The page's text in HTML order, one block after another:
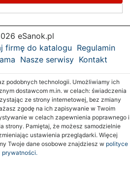
eSanok.pl
firmę do katalogu Regulamin
Nasze serwisy Kontakt
podobnych technologii. Umożliwiamy ich
dostawcom m.in. w celach: świadczenia
ze strony internetowej, bez zmiany
zgodę na ich zapisywanie w Twoim
w celach zapewnienia poprawnego i
strony. Pamiętaj, że możesz samodzielnie
ustawienia przeglądarki. Więcej
Twoje dane osobowe znajdziesz w polityce
prywatności.